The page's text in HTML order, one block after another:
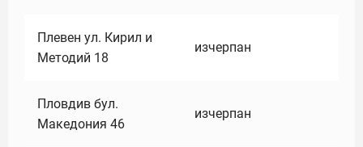
Плевен ул. Кирил и
Методий 18
изчерпан
Пловдив бул.
Македония 46
изчерпан